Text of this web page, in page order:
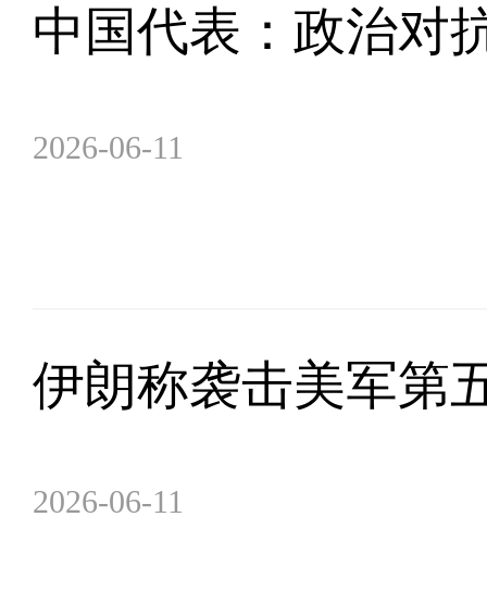
中国代表：政治对
2026-06-11
伊朗称袭击美军第
2026-06-11